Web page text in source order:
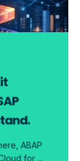
ABAP
for ...